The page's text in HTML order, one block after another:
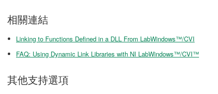
相關連結
Linking to Functions Defined in a DLL From LabWindows™/CVI
FAQ: Using Dynamic Link Libraries with NI LabWindows™/CVI™
其他支持選項